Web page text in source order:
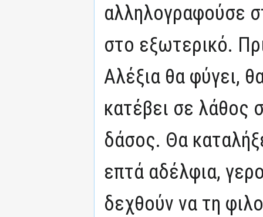
αλληλογραφούσε
στο εξωτερικό.
Αλέξια θα φύγει,
κατέβει σε λάθος
δάσος. Θα
επτά αδέλφια,
δεχθούν να τη